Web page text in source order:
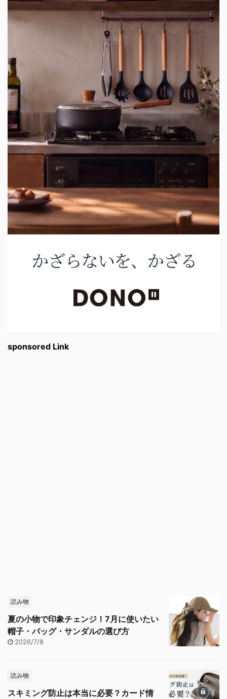
sponsored Link
読み物
夏の小物で印象チェンジ！7月に使いたい
帽子・バッグ・サンダルの選び方
2026/7/8
読み物
スキミング防止は本当に必要？カード情